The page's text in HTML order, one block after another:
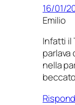
16/01/
Emilio
Infatti il
nella